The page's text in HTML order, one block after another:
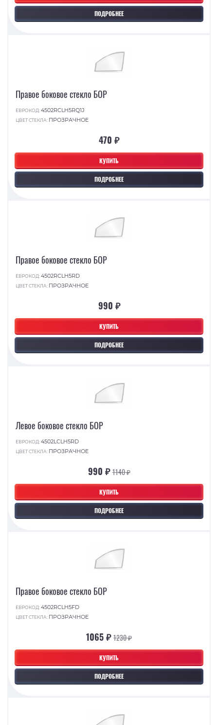
ПОДРОБНЕЕ
КУПИТЬ
ПОДРОБНЕЕ
Правое боковое стекло БОР
ЕВРОКОД:4502RCLH5RQ1J
ЦВЕТ СТЕКЛА: ПРОЗРАЧНОЕ
470 ₽
КУПИТЬ
ПОДРОБНЕЕ
Правое боковое стекло БОР
ЕВРОКОД:4502RCLH5RD
ЦВЕТ СТЕКЛА: ПРОЗРАЧНОЕ
990 ₽
КУПИТЬ
ПОДРОБНЕЕ
Левое боковое стекло БОР
ЕВРОКОД:4502LCLH5RD
ЦВЕТ СТЕКЛА: ПРОЗРАЧНОЕ
990 ₽1140 ₽
КУПИТЬ
ПОДРОБНЕЕ
Правое боковое стекло БОР
ЕВРОКОД:4502RCLH5FD
ЦВЕТ СТЕКЛА: ПРОЗРАЧНОЕ
1065 ₽1230 ₽